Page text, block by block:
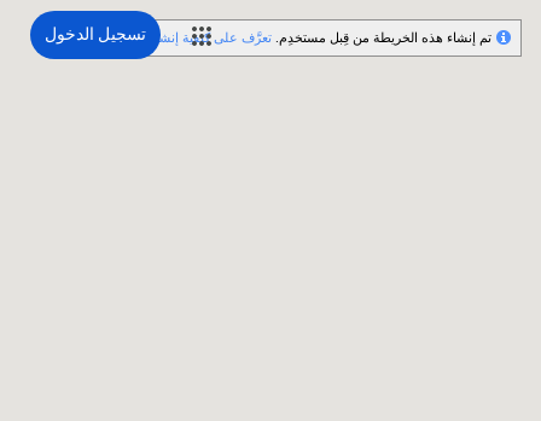
تسجيل الدخول تم إنشاء هذه الخريطة من قِبل مستخدِم. تعرَّف على كيفية إنشاء خريطتك.